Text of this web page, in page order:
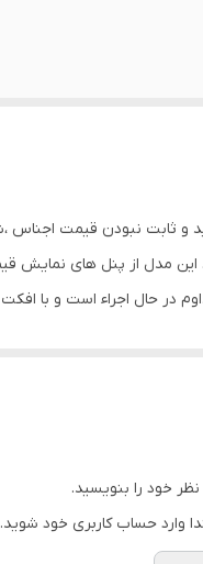
و ثابت نبودن قیمت اجناس
مدل از پنل های نمایش
در حال اجراء است و با افکت
خود را بنویسید.
وارد حساب کاربری خود شوید.